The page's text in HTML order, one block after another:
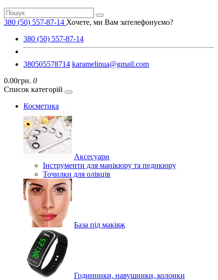
380 (50) 557-87-14 Хочете, ми Вам зателефонуємо?
380 (50) 557-87-14
380505578714 karamelinua@gmail.com
0.00грн. 0
Список категорій
Косметика
Аксесуари
Інструменти для манікюру та педикюру
Точилки для олівців
База під макіяж
Годинники, навушники, колонки